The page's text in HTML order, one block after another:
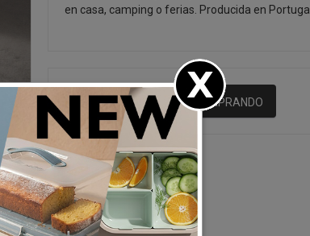
en casa, camping o ferias. Producida en Portugal.
SEGUIR COMPRANDO